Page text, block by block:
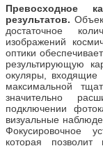
Превосходное
результатов.
достаточное
изображений
оптики
результирующую
окуляры, входящие
максимальной
значительно
подключении
визуальные
Фокусировочное
которая